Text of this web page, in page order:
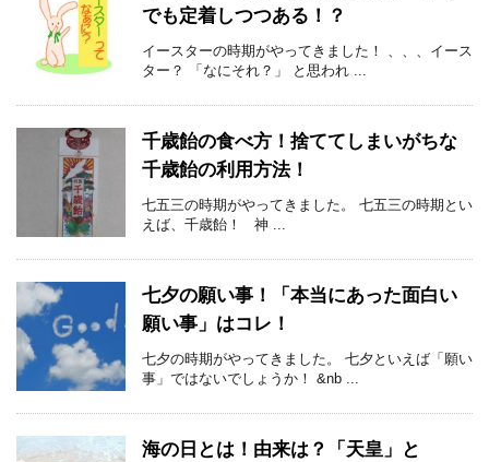
でも定着しつつある！？
イースターの時期がやってきました！ 、、、イース
ター？ 「なにそれ？」 と思われ ...
千歳飴の食べ方！捨ててしまいがちな
千歳飴の利用方法！
七五三の時期がやってきました。 七五三の時期とい
えば、千歳飴！ 神 ...
七夕の願い事！「本当にあった面白い
願い事」はコレ！
七夕の時期がやってきました。 七夕といえば「願い
事」ではないでしょうか！ &nb ...
海の日とは！由来は？「天皇」と